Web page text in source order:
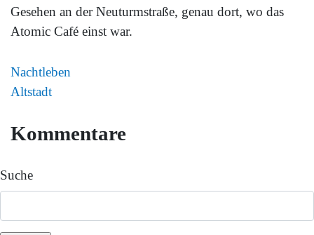
Gesehen an der Neuturmstraße, genau dort, wo das
Atomic Café einst war.
Nachtleben
Altstadt
Kommentare
Suche